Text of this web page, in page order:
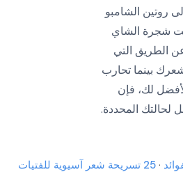
روتين الشامبو
شجرة الشاي
الطريق التي
بينما تحارب
لك، فإن
لحالتك المحددة.
· 25 تسريحة شعر آسيوية للفتيات